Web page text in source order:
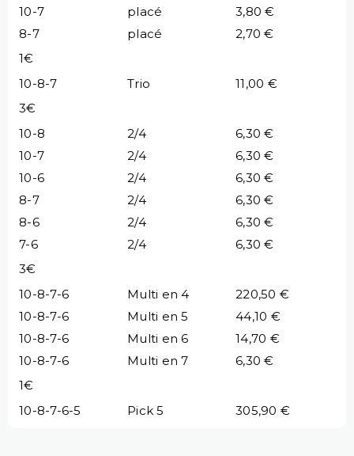
10-7 placé
3,80 €
8-7
placé
2,70 €
1€
10-8-7
Trio
11,00 €
3€
10-8
2/4
6,30 €
10-7
2/4
6,30 €
10-6
2/4
6,30 €
8-7
2/4
6,30 €
8-6
2/4
6,30 €
7-6
2/4
6,30 €
3€
10-8-7-6
Multi en 4
220,50 €
10-8-7-6
Multi en 5
44,10 €
10-8-7-6
Multi en 6
14,70 €
10-8-7-6
Multi en 7
6,30 €
1€
10-8-7-6-5
Pick 5 305,90 €